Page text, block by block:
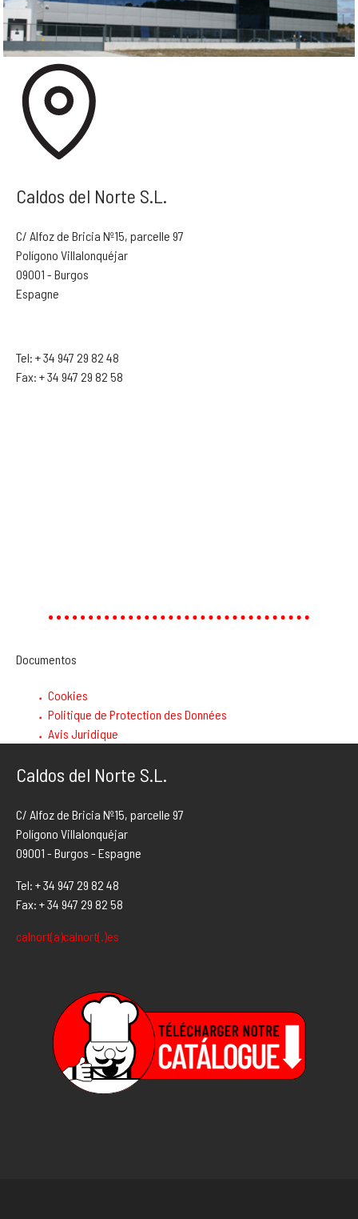
Caldos del Norte S.L.
C/ Alfoz de Bricia Nº15, parcelle 97
Polígono Villalonquéjar
09001 - Burgos
Espagne
Tel: + 34 947 29 82 48
Fax: + 34 947 29 82 58
Documentos
Cookies
Politique de Protection des Données
Avis Juridique
Caldos del Norte S.L.
C/ Alfoz de Bricia Nº15, parcelle 97
Polígono Villalonquéjar
09001 - Burgos - Espagne
Tel: + 34 947 29 82 48
Fax: + 34 947 29 82 58
calnort(a)calnort(.)es